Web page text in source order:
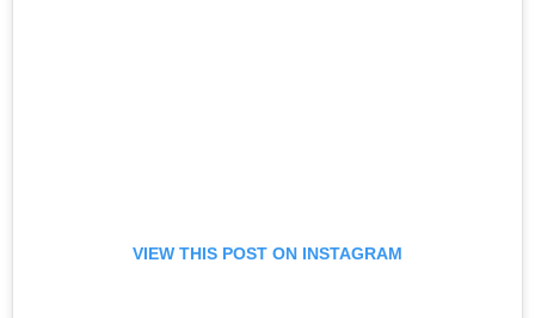
VIEW THIS POST ON INSTAGRAM